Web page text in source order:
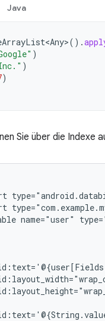
Java
>().
)
)
)
Sie über die Indexe
name="user"